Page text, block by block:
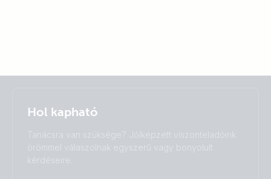
Magyar
Change language
Čeština
Dansk
Deutsch
Stay up to date
Hol kapható
Tanácsra van szüksége? Jólképzett viszonteladóink
örömmel válaszolnak egyszerű vagy bonyolult
kérdéseire.